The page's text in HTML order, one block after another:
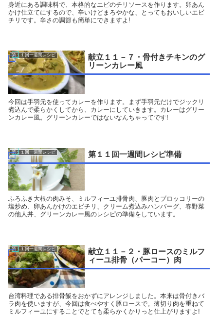
身近にある調味料で、本格的なエビのチリソースを作ります。卵あん
かけ仕立てにするので、辛いけどまろやかな、とってもおいしいエビ
チリです。辛さの調節も簡単にできますよ!
第１１回一週間レシピ
献立１１－７・骨付きチキンのグ
リーンカレー風
今回は手羽元を使ってカレーを作ります。まず手羽元だけでジックリ
煮込んで柔らかくしてから、カレーにしていきます。カレーはグリー
ンカレー風。グリーンカレーではないなんちゃってです!
第１１回一週間レシピ 第１１回一週間レシピ準備
ふろふき大根の肉みそ、ミルフィーユ排骨肉、豚肉とブロッコリーの
塩炒め、卵あんかけのエビチリ、クリーム煮込みハンバーグ、春野菜
の他人丼、グリーンカレー風のレシピの準備をしています。
第１１回一週間レシピ
献立１１－２・豚ロースのミルフ
ィーユ排骨（パーコー）肉
台湾料理である排骨飯をおかずにアレンジしました。本来は骨付きバ
ラ肉を使いますが、今回は食べやすく豚ロースで。薄切り肉を重ねて
ミルフィーユにすることでとても柔らかくかりっと仕上がりますよ!